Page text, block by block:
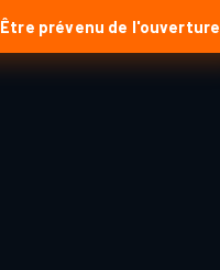
Être prévenu de l'ouverture